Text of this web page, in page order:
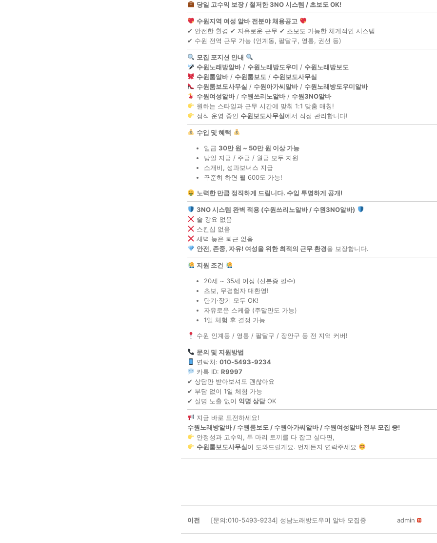
당일 고수익 보장 / 철저한 3NO 시스템 / 초보도 OK!
수원지역 여성 알바 전분야 채용공고
✔ 안전한 환경 ✔ 자유로운 근무 ✔ 초보도 가능한 체계적인 시스템
✔ 수원 전역 근무 가능 (인계동, 팔달구, 영통, 권선 등)
모집 포지션 안내
수원노래방알바/ 수원노래방도우미 / 수원노래방보도
수원룸알바/ 수원룸보도 / 수원보도사무실
수원룸보도사무실 / 수원아가씨알바/ 수원노래방도우미알바
수원여성알바/ 수원쓰리노알바/ 수원3NO알바
원하는 스타일과 근무 시간에 맞춰 1:1 맞춤 매칭!
정식 운영 중인 수원보도사무실에서 직접 관리합니다!
수입 및 혜택
일급 30만 원 ~ 50만 원 이상 가능
당일 지급 / 주급 / 월급 모두 지원
소개비, 성과보너스 지급
꾸준히 하면 월 600도 가능!
노력한 만큼 정직하게 드립니다. 수입 투명하게 공개!
3NO 시스템 완벽 적용 (수원쓰리노알바 / 수원3NO알바)
술 강요 없음
스킨십 없음
새벽 늦은 퇴근 없음
안전, 존중, 자유! 여성을 위한 최적의 근무 환경을 보장합니다.
지원 조건
20세 ~ 35세 여성 (신분증 필수)
초보, 무경험자 대환영!
단기·장기 모두 OK!
자유로운 스케줄 (주말만도 가능)
1일 체험 후 결정 가능
수원 인계동 / 영통 / 팔달구 / 장안구 등 전 지역 커버!
문의 및 지원방법
연락처: 010-5493-9234
카톡 ID: R9997
✔ 상담만 받아보셔도 괜찮아요
✔ 부담 없이 1일 체험 가능
✔ 실명 노출 없이 익명 상담OK
지금 바로 도전하세요!
수원노래방알바 / 수원룸보도 / 수원아가씨알바 / 수원여성알바 전부 모집 중!
안정성과 고수익, 두 마리 토끼를 다 잡고 싶다면,
수원룸보도사무실이 도와드릴게요. 언제든지 연락주세요
이전 [문의:010-5493-9234] 성남노래방도우미 알바 모집중 admin